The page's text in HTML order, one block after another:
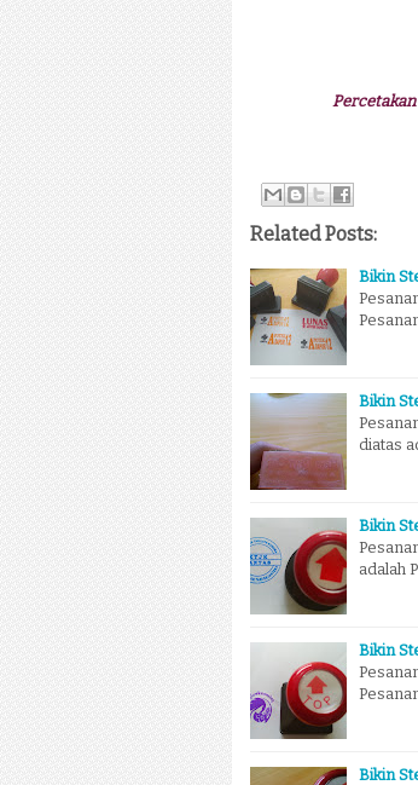
Percetakan
Related Posts:
Bikin
Bikin
diatas
Bikin
adalah
Bikin
Bikin